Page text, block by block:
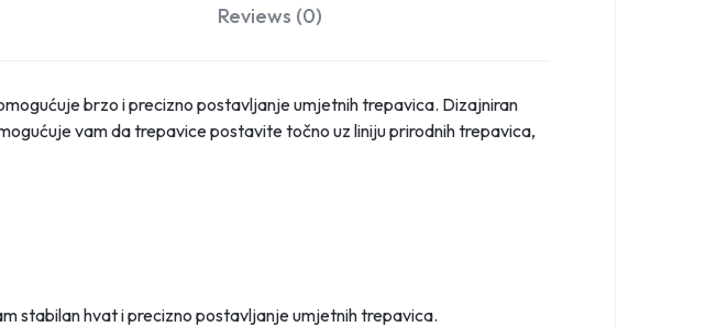
Reviews (0)
brzo i precizno postavljanje umjetnih trepavica. Dizajniran
vam da trepavice postavite točno uz liniju prirodnih trepavica,
stabilan hvat i precizno postavljanje umjetnih trepavica.